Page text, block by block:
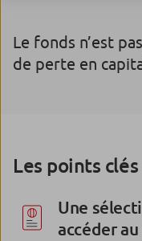
Le fonds n’est
de perte en
Les points clés
Une
accéder